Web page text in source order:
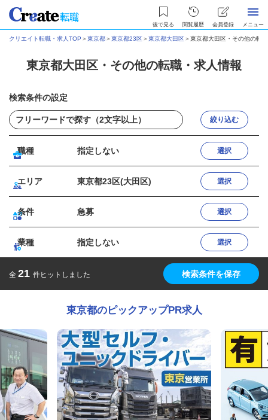
後で見る 閲覧履歴 会員登録 メニュー
クリエイト転職・求人TOP ＞東京都＞東京都23区＞東京都大田区＞東京都大田区・その他の転
東京都大田区・その他の転職・求人情報
検索条件の設定
絞り込む
職種 指定しない 選択
エリア 東京都23区(大田区) 選択
条件 急募 選択
業種 指定しない 選択
全 21 件ヒットしました 検索条件を保存
東京都のピックアップPR求人